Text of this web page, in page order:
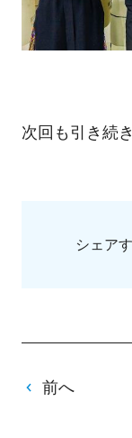
次回も引き続
シェア
前へ